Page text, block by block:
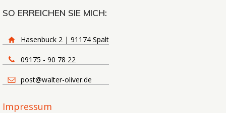
SO ERREICHEN SIE MICH:
Hasenbuck 2 | 91174 Spalt
09175 - 90 78 22
post@walter-oliver.de
Impressum